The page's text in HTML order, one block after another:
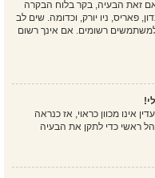
אם זאת הבעיה, בקר בלוח הבקרה
פאריס, ניו יורק, וכדומה. שים לב
למשתמשים רשומים. אם אינך רשום
אינו מכוון כראוי, אז כנראה
ראשי כדי לתקן את הבעיה